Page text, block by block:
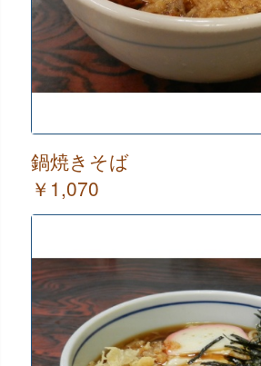
鍋焼きそば
￥1,070